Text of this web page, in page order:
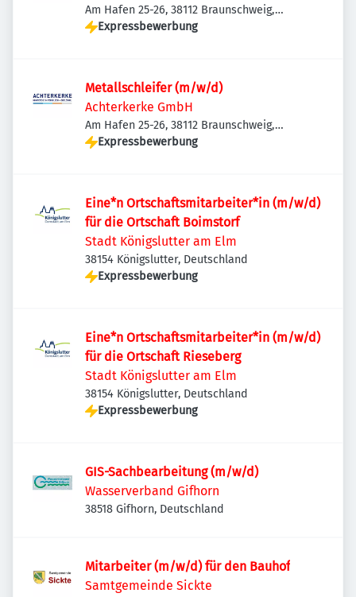
Am Hafen 25-26, 38112 Braunschweig,
Deutschland
Expressbewerbung
Metallschleifer (m/w/d)
Achterkerke GmbH
Am Hafen 25-26, 38112 Braunschweig,
Deutschland
Expressbewerbung
Eine*n Ortschaftsmitarbeiter*in (m/w/d)
für die Ortschaft Boimstorf
Stadt Königslutter am Elm
38154 Königslutter, Deutschland
Expressbewerbung
Eine*n Ortschaftsmitarbeiter*in (m/w/d)
für die Ortschaft Rieseberg
Stadt Königslutter am Elm
38154 Königslutter, Deutschland
Expressbewerbung
GIS-Sachbearbeitung (m/w/d)
Wasserverband Gifhorn
38518 Gifhorn, Deutschland
Mitarbeiter (m/w/d) für den Bauhof
Samtgemeinde Sickte